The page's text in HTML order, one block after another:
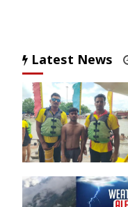
Latest News